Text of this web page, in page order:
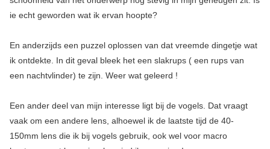
ie echt geworden wat ik ervan hoopte?
En anderzijds een puzzel oplossen van dat vreemde dingetje wat
ik ontdekte. In dit geval bleek het een slakrups ( een rups van
een nachtvlinder) te zijn. Weer wat geleerd !
Een ander deel van mijn interesse ligt bij de vogels. Dat vraagt
vaak om een andere lens, alhoewel ik de laatste tijd de 40-
150mm lens die ik bij vogels gebruik, ook wel voor macro